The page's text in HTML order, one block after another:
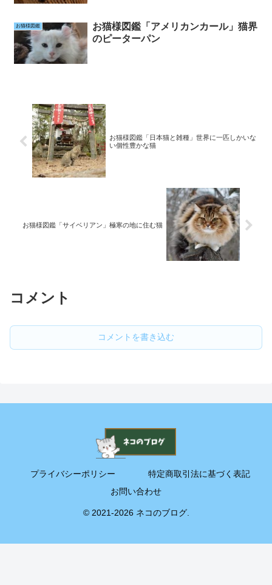
お猫様図鑑
お猫様図鑑「アメリカンカール」猫界
のピーターパン
お猫様図鑑「日本猫と雑種」世界に一匹しかいな
い個性豊かな猫
お猫様図鑑「サイベリアン」極寒の地に住む猫
コメント
コメントを書き込む
プライバシーポリシー
特定商取引法に基づく表記
お問い合わせ
© 2021-2026 ネコのブログ.